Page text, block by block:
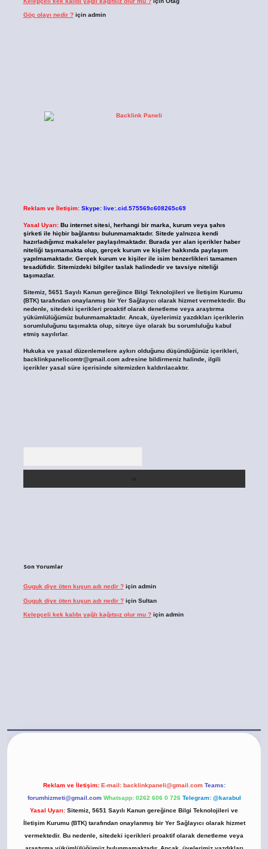
Göç olayı nedir ?için admin
Reklam ve İletişim: Skype: live:.cid.575569c608265c69
Yasal Uyarı: Bu internet sitesi, herhangi bir marka, kurum veya şahıs
şirketi ile hiçbir bağlantısı bulunmamaktadır. Sitede yalnızca kendi
hazırladığımız makaleler paylaşılmaktadır. Burada yer alan içerikler haber
niteliği taşımamakta olup, gerçek kurum ve kişiler hakkında paylaşım
yapılmamaktadır. Gerçek kurum ve kişiler ile isim benzerlikleri tamamen
tesadüfidir. Sitemizdeki bilgiler taslak halindedir ve tavsiye niteliği
taşımazlar.
Sitemiz, 5651 Sayılı Kanun gereğince Bilgi Teknolojileri ve İletişim Kurumu
(BTK) tarafından onaylanmış bir Yer Sağlayıcı olarak hizmet vermektedir. Bu
nedenle, sitedeki içerikleri proaktif olarak denetleme veya araştırma
yükümlülüğümüz bulunmamaktadır. Ancak, üyelerimiz yazdıkları içeriklerin
sorumluluğunu taşımakta olup, siteye üye olarak bu sorumluluğu kabul
etmiş sayılırlar.
Hukuka ve yasal düzenlemelere aykırı olduğunu düşündüğünüz içerikleri,
backlinkpanelicomtr@gmail.comadresine bildirmeniz halinde, ilgili
içerikler yasal süre içerisinde sitemizden kaldırılacaktır.
Son Yorumlar
Guguk diye öten kuşun adı nedir ?için admin
Guguk diye öten kuşun adı nedir ?için Sultan
Kelepçeli kek kalıbı yağlı kağıtsız olur mu ?için admin
Reklam ve İletişim: E-mail: backlinkpaneli@gmail.com Teams:
forumhizmeti@gmail.com Whatsapp: 0262 606 0 726 Telegram: @karabul
Yasal Uyarı: Sitemiz, 5651 Sayılı Kanun gereğince Bilgi Teknolojileri ve
İletişim Kurumu (BTK) tarafından onaylanmış bir Yer Sağlayıcı olarak hizmet
vermektedir. Bu nedenle, sitedeki içerikleri proaktif olarak denetleme veya